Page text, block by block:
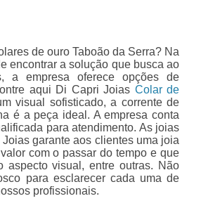
de ouro Taboão da Serra? Na
encontrar a solução que busca ao
a empresa oferece opções de
aqui Di Capri Joias Colar de
visual sofisticado, a corrente de
é a peça ideal. A empresa conta
para atendimento. As joias
garante aos clientes uma joia
com o passar do tempo e que
aspecto visual, entre outras. Não
para esclarecer cada uma de
profissionais.